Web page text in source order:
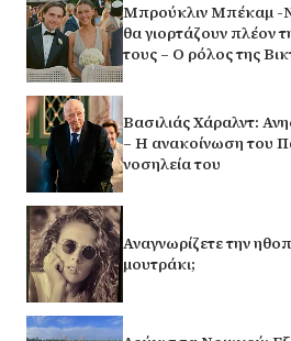
Μπρούκλιν Μπέκαμ -
θα γιορτάζουν πλέον
τους – Ο ρόλος της
Βασιλιάς Χάραλντ:
– Η ανακοίνωση του
νοσηλεία του
Αναγνωρίζετε την
μουτράκι;